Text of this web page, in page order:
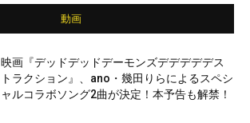
動画
映画『デッドデッドデーモンズデデデデデス
トラクション』、ano・幾田りらによるスペシ
ャルコラボソング2曲が決定！本予告も解禁！